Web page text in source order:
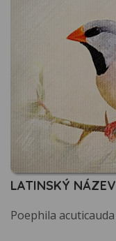
LATINSKÝ NÁZEV
Poephila acuticauda